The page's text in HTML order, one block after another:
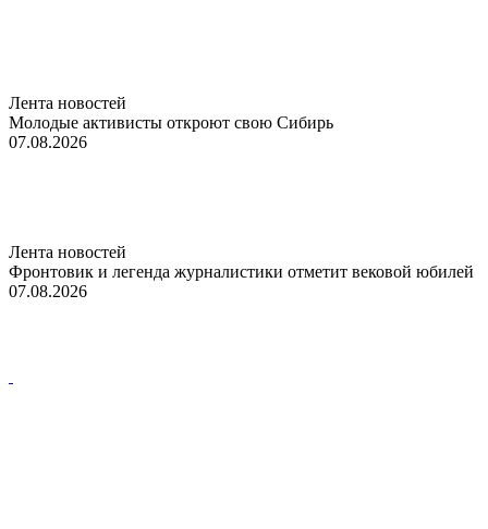
Лента новостей
Молодые активисты откроют свою Сибирь
07.08.2026
Лента новостей
Фронтовик и легенда журналистики отметит вековой юбилей
07.08.2026